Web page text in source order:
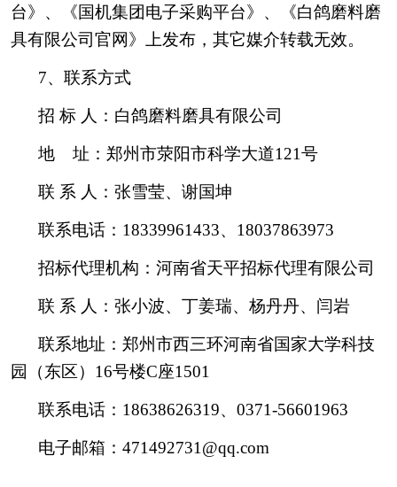
台》、《国机集团电子采购平台》、《白鸽磨料磨
具有限公司官网》上发布，其它媒介转载无效。
7、联系方式
招 标 人：白鸽磨料磨具有限公司
地 址：郑州市荥阳市科学大道121号
联 系 人：张雪莹、谢国坤
联系电话：18339961433、18037863973
招标代理机构：河南省天平招标代理有限公司
联 系 人：张小波、丁姜瑞、杨丹丹、闫岩
联系地址：郑州市西三环河南省国家大学科技
园（东区）16号楼C座1501
联系电话：18638626319、0371-56601963
电子邮箱：471492731@qq.com